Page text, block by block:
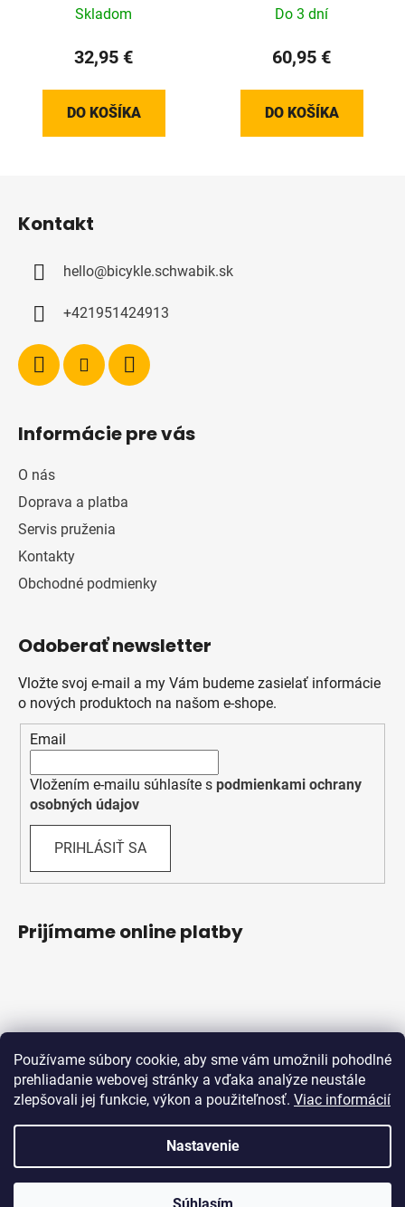
Používame súbory cookie, aby sme vám umožnili pohodlné
prehliadanie webovej stránky a vďaka analýze neustále
zlepšovali jej funkcie, výkon a použiteľnosť. Viac informácií
Nastavenie
Skladom
32,95 €
DO KOŠÍKA
Do 3 dní
60,95 €
DO KOŠÍKA
Kontakt
hello@bicykle.schwabik.sk
+421951424913
Informácie pre vás
O nás
Doprava a platba
Servis pruženia
Kontakty
Obchodné podmienky
Odoberať newsletter
Vložte svoj e-mail a my Vám budeme zasielať informácie
o nových produktoch na našom e-shope.
Email
Vložením e-mailu súhlasíte s podmienkami ochrany
osobných údajov
PRIHLÁSIŤ SA
Prijímame online platby
Obchodné podmienky
Ochrana osobných údajov
Vytvoril Shoptet